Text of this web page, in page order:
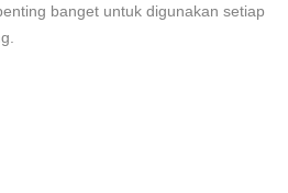
banget untuk digunakan setiap